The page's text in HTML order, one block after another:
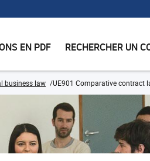
EN PDF RECHERCHER UN
business law UE901 Comparative contract